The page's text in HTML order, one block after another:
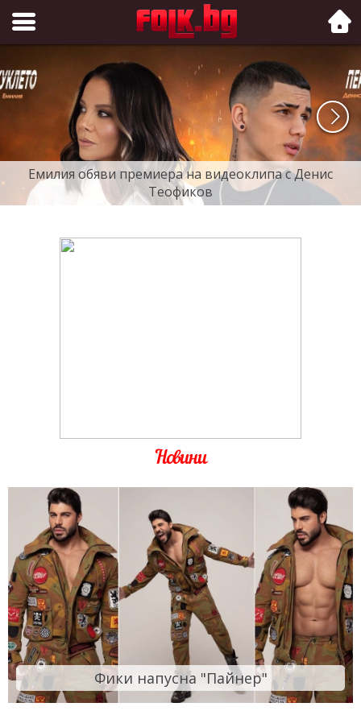
Folk.bg
Емилия обяви премиера на видеоклипа с Денис
Теофиков
Новини
Фики напусна "Пайнер"